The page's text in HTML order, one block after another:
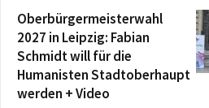
Oberbürgermeisterwahl
2027 in Leipzig: Fabian
Schmidt will für die
Humanisten Stadtoberhaupt
werden + Video